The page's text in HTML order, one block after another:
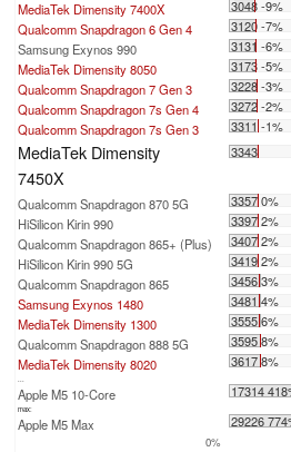
MediaTek Dimensity 7400X
3048 -9%
Qualcomm Snapdragon 6 Gen 4
3120 -7%
Samsung Exynos 990
3131 -6%
MediaTek Dimensity 8050
3173 -5%
Qualcomm Snapdragon 7 Gen 3
3228 -3%
Qualcomm Snapdragon 7s Gen 4
3272 -2%
Qualcomm Snapdragon 7s Gen 3
3311 -1%
MediaTek Dimensity
7450X
3343
Qualcomm Snapdragon 870 5G
3357 0%
HiSilicon Kirin 990
3397 2%
Qualcomm Snapdragon 865+ (Plus)
3407 2%
HiSilicon Kirin 990 5G
3419 2%
Qualcomm Snapdragon 865
3456 3%
Samsung Exynos 1480
3481 4%
MediaTek Dimensity 1300
3555 6%
Qualcomm Snapdragon 888 5G
3595 8%
MediaTek Dimensity 8020
3617 8%
...
Apple M5 10-Core 17314
max:
Apple M5 Max 29226
0%